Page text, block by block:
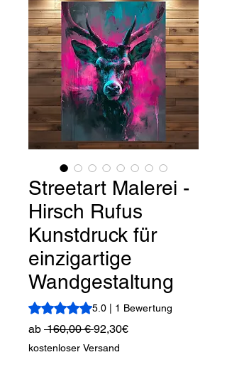
Streetart Malerei -
Hirsch Rufus
Kunstdruck für
einzigartige
Wandgestaltung
Das Rating beträgt 5.0 von fünf
5.0 | 1 Bewertung
ab 160,00 € Standardpreis
92,30€Sale-
kostenloser Versand